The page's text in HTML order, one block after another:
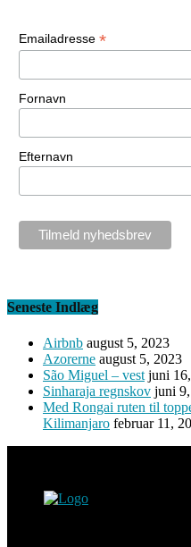
Emailadresse *
Fornavn
Efternavn
Seneste Indlæg
Airbnb august 5, 2023
Azorerne august 5, 2023
São Miguel – vest juni
Sinharaja regnskov juni
Med Rongai ruten til
Kilimanjaro februar 11,